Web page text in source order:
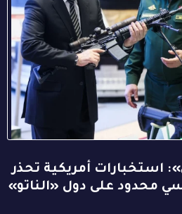
استخبارات أمريكية تحذر
محدود على دول «الناتو»